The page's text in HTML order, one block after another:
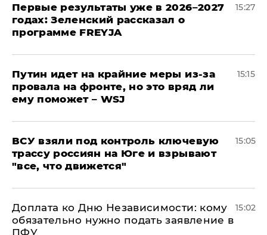
Первые результаты уже в 2026–2027
годах: Зеленский рассказал о
программе FREYJA
15:27
Путин идет на крайние меры из-за
провала на фронте, но это вряд ли
ему поможет – WSJ
15:15
ВСУ взяли под контроль ключевую
трассу россиян на Юге и взрывают
"все, что движется"
15:05
Доплата ко Дню Независимости: кому
обязательно нужно подать заявление в
ПФУ
15:02